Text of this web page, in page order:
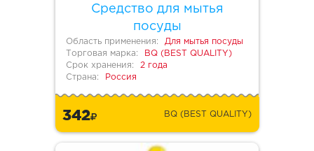
Средство для мытья
посуды
Область применения:
Для мытья посуды
Торговая марка:
BQ (BEST QUALITY)
Срок хранения:
2 года
Страна:
Россия
342 BQ (BEST QUALITY)